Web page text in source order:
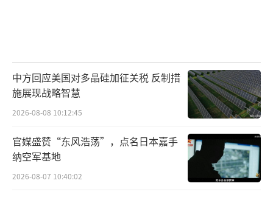
中方回应美国对多晶硅加征关税 反制措
施展现战略智慧
2026-08-08 10:12:45
官媒盛赞“东风浩荡”，点名日本嘉手
纳空军基地
2026-08-07 10:40:02